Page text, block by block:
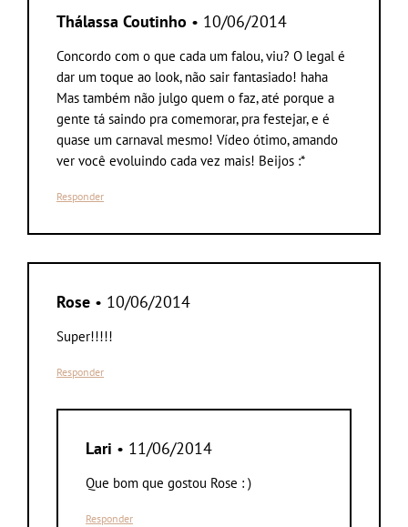
Thálassa Coutinho • 10/06/2014
Concordo com o que cada um falou, viu? O legal é
dar um toque ao look, não sair fantasiado! haha
Mas também não julgo quem o faz, até porque a
gente tá saindo pra comemorar, pra festejar, e é
quase um carnaval mesmo! Vídeo ótimo, amando
ver você evoluindo cada vez mais! Beijos :*
Responder
Rose • 10/06/2014
Super!!!!!
Responder
Lari • 11/06/2014
Que bom que gostou Rose : )
Responder